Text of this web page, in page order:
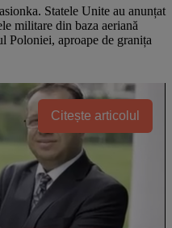
Statele Unite au anunțat
militare din baza aeriană
Poloniei, aproape de granița
Citește articolul